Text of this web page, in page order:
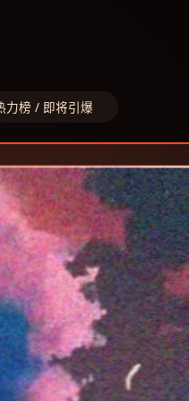
力榜 / 即将引爆